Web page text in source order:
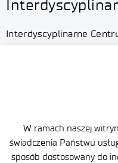
W ramach naszej
świadczenia Państwu
sposób dostosowany do
Innowacji 3W
Interdyscyplinarne
środowisk zajmujących
i interdyscyplinarnej
sprostać wyzwaniom